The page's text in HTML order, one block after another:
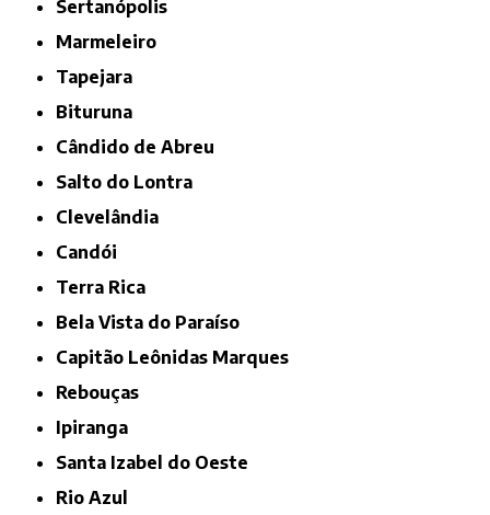
Sertanópolis
Marmeleiro
Tapejara
Bituruna
Cândido de Abreu
Salto do Lontra
Clevelândia
Candói
Terra Rica
Bela Vista do Paraíso
Capitão Leônidas Marques
Rebouças
Ipiranga
Santa Izabel do Oeste
Rio Azul